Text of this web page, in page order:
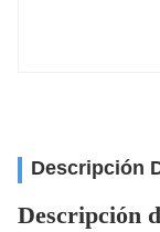
Descripción
Descripción